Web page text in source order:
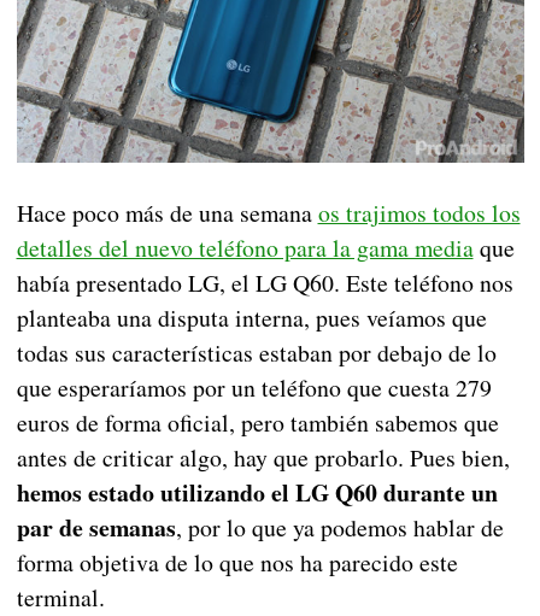
Hace poco más de una semanaos trajimos todos los
detalles del nuevo teléfono para la gama mediaque
había presentado LG, el LG Q60. Este teléfono nos
planteaba una disputa interna, pues veíamos que
todas sus características estaban por debajo de lo
que esperaríamos por un teléfono que cuesta 279
euros de forma oficial, pero también sabemos que
antes de criticar algo, hay que probarlo. Pues bien,
hemos estado utilizando el LG Q60 durante un
par de semanas, por lo que ya podemos hablar de
forma objetiva de lo que nos ha parecido este
terminal.